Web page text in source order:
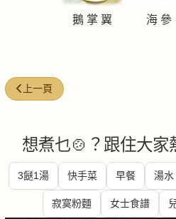
鵝 掌 翼 海 參
上一篇文章: 梅子薑芽炒鱔球
上一頁
想煮乜🍲？跟住大家
3餸1湯 快手菜 早餐 湯水
寂寞粉麵 女士食譜